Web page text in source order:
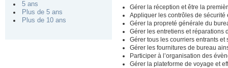
5 ans
Plus de 5 ans
Plus de 10 ans
Gérer la réception et être la
Appliquer les contrôles de sécurité
Gérer la propreté générale du
Gérer les entretiens et réparations
Gérer tous les courriers entrants et
Gérer les fournitures de bureau
Participer à l’organisation des
Gérer la plateforme de voyage et